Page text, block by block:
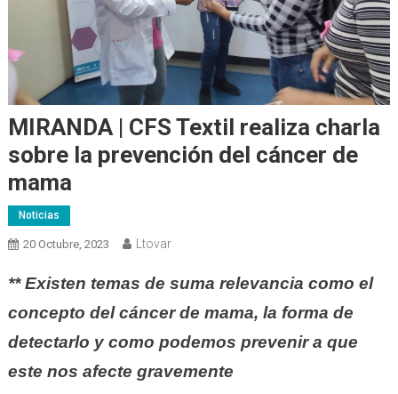
MIRANDA | CFS Textil realiza charla
sobre la prevención del cáncer de
mama
Noticias
20 Octubre, 2023 Ltovar
** Existen temas de suma relevancia como el
concepto del cáncer de mama, la forma de
detectarlo y como podemos prevenir a que
este nos afecte gravemente